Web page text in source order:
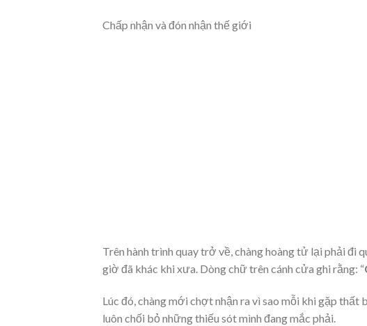
Chấp nhận và đón nhận thế giới
Trên hành trình quay trở về, chàng hoàng tử lại phải đi
giờ đã khác khi xưa. Dòng chữ trên cánh cửa ghi rằng: “
Lúc đó, chàng mới chợt nhận ra vì sao mỗi khi gặp
luôn chối bỏ những thiếu sót mình đang mắc phải.